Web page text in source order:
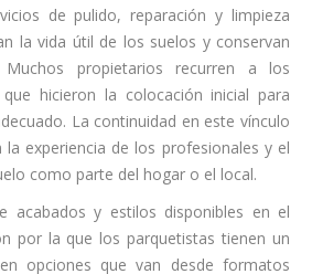
de pulido, reparación y limpieza
la vida útil de los suelos y conservan
propietarios recurren a los
hicieron la colocación inicial para
La continuidad en este vínculo
experiencia de los profesionales y el
como parte del hogar o el local.
acabados y estilos disponibles en el
por la que los parquetistas tienen un
opciones que van desde formatos